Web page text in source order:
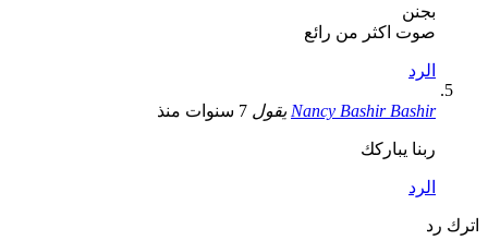
بجنن
صوت اكثر من رائع
الرد
Nancy Bashir Bashir يقول 7 سنوات منذ
ربنا يباركك
الرد
اترك رد